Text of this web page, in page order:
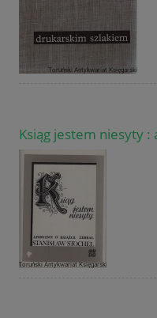
Ksiąg jestem niesyty :